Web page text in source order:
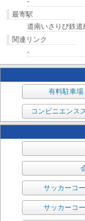
最寄駅
道南いさりび鉄道
関連リンク
-
有料駐車場
コンビニエンス
サッカーコ
サッカーコ